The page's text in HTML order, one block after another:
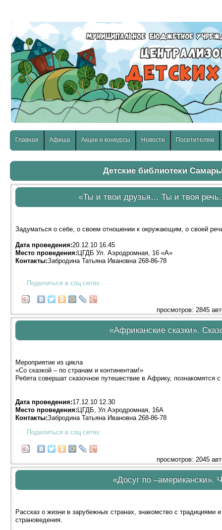
Главная Афиша Акции и конкурсы Новости Посетителям
Детские библиотеки
«Ты и твои друзья… Ты и твоя
Задуматься о себе, о своем отношении к окружающим, о своей
Дата проведения:20.12.10 16.45
Место проведения: ЦГДБ Ул. Аэродромная, 16 «А»
Контакты:Забродина Татьяна Ивановна 268-86-78
Поделиться в соц.сетях
просмотров: 2845
«Африканские сказки».
Мероприятие из цикла
«Со сказкой – по странам и континентам!»
Ребята совершат сказочное путешествие в Африку, познакомятся
Дата проведения:17.12.10 12.30
Место проведения: ЦГДБ, Ул.Аэродромная, 16А
Контакты:Забродина Татьяна Ивановна 268-86-78
Поделиться в соц.сетях
просмотров: 2045
«Досуг по –американски».
Рассказ о жизни в зарубежных странах, знакомство с традициями
страноведения.